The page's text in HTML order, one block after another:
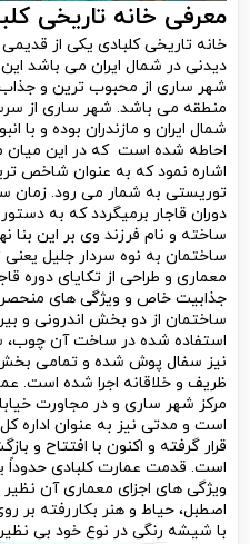
معرفی خانه تاریخی
خانه تاریخی کلبادی یکی از
دیدنی در شمال ایران می باشد این
شهر ساری از محبوب ترین و
منطقه می باشد. شهر ساری از
شمال ایران و مازندران بوده و با
احاطه شده است که در این میان
اشاره نمود که به عنوان شاخص
توریستی به شمار می رود.
دوران قاجار برمیگردد که به
ساخته و نام فرزند وی بر این
ساختمان به نوه سردار جلیل
معماری و طراحی از تکایای دوره
جذابیت خاص و ویژگی های منحصر
ساختمان از دو بخش اندرونی و
استفاده شده در ساخت آن چوب،
نیز سفال پوش شده و تمامی
ظریف و خلاقانه اجرا شده است.
مرکز شهر ساری و در مجاورت
است و مدتی نیز به عنوان اداره
قرار گرفته و اکنون با افتتاح و
ویژگی های اجزای معماری آن
اصطبل، حیاط و هنر بکار‌رفته بر
با شیشه رنگی در نوع خود بی